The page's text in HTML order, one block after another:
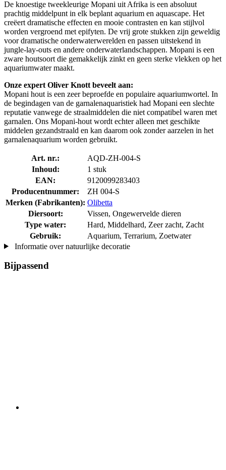
De knoestige tweekleurige Mopani uit Afrika is een absoluut
prachtig middelpunt in elk beplant aquarium en aquascape. Het
creëert dramatische effecten en mooie contrasten en kan stijlvol
worden vergroend met epifyten. De vrij grote stukken zijn geweldig
voor dramatische onderwaterwerelden en passen uitstekend in
jungle-lay-outs en andere onderwaterlandschappen. Mopani is een
zware houtsoort die gemakkelijk zinkt en geen sterke vlekken op het
aquariumwater maakt.
Onze expert Oliver Knott beveelt aan:
Mopani hout is een zeer beproefde en populaire aquariumwortel. In
de begindagen van de garnalenaquaristiek had Mopani een slechte
reputatie vanwege de straalmiddelen die niet compatibel waren met
garnalen. Ons Mopani-hout wordt echter alleen met geschikte
middelen gezandstraald en kan daarom ook zonder aarzelen in het
garnalenaquarium worden gebruikt.
Art. nr.:
AQD-ZH-004-S
Inhoud:
1 stuk
EAN:
9120099283403
Producentnummer:
ZH 004-S
Merken (Fabrikanten): Olibetta
Diersoort:
Vissen, Ongewervelde dieren
Type water:
Hard, Middelhard, Zeer zacht, Zacht
Gebruik:
Aquarium, Terrarium, Zoetwater
Informatie over natuurlijke decoratie
Bijpassend